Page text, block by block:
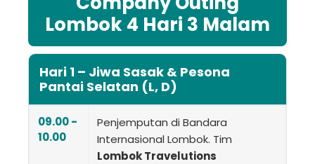
Lombok 4 Hari 3 Malam
Hari 1 – Jiwa Sasak & Pesona
Pantai Selatan (L, D)
09.00 -
10.00
Penjemputan di Bandara
Internasional Lombok. Tim
Lombok Travelutions